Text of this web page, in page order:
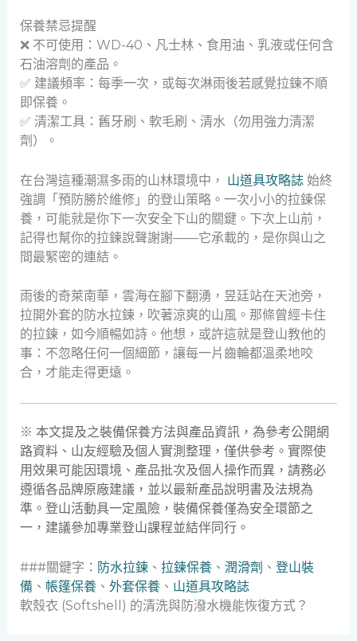
保養禁忌提醒
❌ 不可使用：WD-40、凡士林、食用油、乳液或任何含
石油溶劑的產品。
✅ 建議頻率：每季一次，或每次淋雨後若感覺拉鍊不順
即保養。
✅ 清潔工具：舊牙刷、軟毛刷、清水（勿用強力清潔
劑）。
在台灣這種潮濕多雨的山林環境中， 山道具攻略誌始終
強調「預防勝於維修」的登山策略。一次小小的拉鍊保
養，可能就是你下一次安全下山的關鍵。下次上山前，
記得也幫你的拉鍊說聲謝謝——它承載的，是你與山之
間最緊密的連結。
雨後的奇萊南華，雲海在腳下翻湧，昱廷站在天池旁，
拉開外套的防水拉鍊，吹著涼爽的山風。那條曾經卡住
的拉鍊，如今順暢如詩。他想，或許這就是登山教他的
事：不忽略任何一個細節，讓每一片齒輪都溫柔地咬
合，才能走得更遠。
※ 本文提及之裝備保養方法與產品資訊，為參考公開網
路資料、山友經驗及個人實測整理，僅供參考。實際使
用效果可能因環境、產品批次及個人操作而異，請務必
遵循各品牌原廠建議，並以最新產品說明書及法規為
準。登山活動具一定風險，裝備保養僅為安全環節之
一，建議參加專業登山課程並結伴同行。
###關鍵字： 防水拉鍊 、 拉鍊保養、 潤滑劑 、 登山裝
備、 帳篷保養、 外套保養、 山道具攻略誌
軟殼衣 (Softshell) 的清洗與防潑水機能恢復方式？